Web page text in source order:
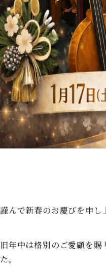
謹んで新春のお慶びを申し
旧年中は格別のご愛顧を
た。